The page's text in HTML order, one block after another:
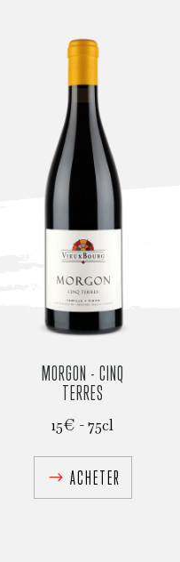
MORGON - CINQ
TERRES
15€ - 75cl
ACHETER